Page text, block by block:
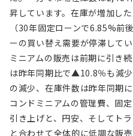
昇しています。在庫が増加し
（30年固定ローンで6.85%前
ーの買い替え需要が停滞して
ミニアムの販売は前期に引き
は昨年同期比で▲10.8％も減
の減少、在庫件数は昨年同期
コンドミニアムの管理費、固
引き上げと、円安、そしてト
と合わせて全体的に低調な販売